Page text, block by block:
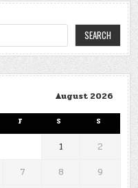
SEARCH
August 2026
F S S
1
2
7 8
9